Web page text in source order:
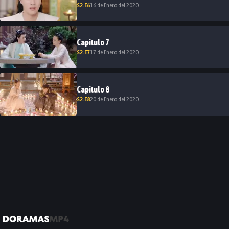
S2 .E616 de Enero del 2020
Capitulo7
S2 .E717 de Enero del 2020
Capitulo8
S2 .E820 de Enero del 2020